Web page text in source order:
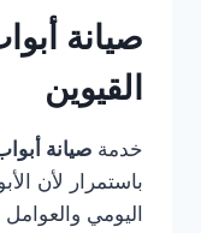
صيانة
القيوين
خدمة صيانة
باستمرار لأن
اليومي